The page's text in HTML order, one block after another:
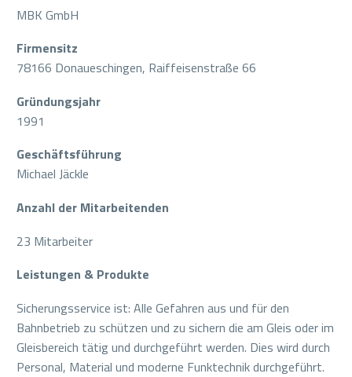
MBK GmbH
Firmensitz
78166 Donaueschingen, Raiffeisenstraße 66
Gründungsjahr
1991
Geschäftsführung
Michael Jäckle
Anzahl der Mitarbeitenden
23 Mitarbeiter
Leistungen & Produkte
Sicherungsservice ist: Alle Gefahren aus und für den
Bahnbetrieb zu schützen und zu sichern die am Gleis oder im
Gleisbereich tätig und durchgeführt werden. Dies wird durch
Personal, Material und moderne Funktechnik durchgeführt.